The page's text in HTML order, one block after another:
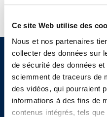
Ce site Web utilise des
Nous et nos partenaires
collecter des données sur
de sécurité des données
sciemment de traceurs de
des vidéos, qui pourraient
informations à des fins de
contenus intégrés, tels
Sign up to
new
programs.